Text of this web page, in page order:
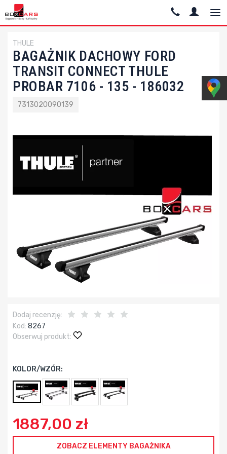
THULE
BAGAŻNIK DACHOWY FORD
TRANSIT CONNECT THULE
PROBAR 7106 - 135 - 186032
7313020090139
Dodaj recenzję:
Kod: 8267
Obserwuj produkt:
KOLOR/WZÓR:
1887,00 zł
ZOBACZ ELEMENTY BAGAŻNIKA